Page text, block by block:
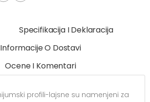
Specifikacija I Deklaracija
Informacije O Dostavi
Ocene I Komentari
profili-lajsne su namenjeni za